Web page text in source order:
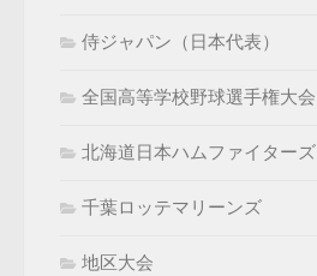
侍ジャパン（日本代表）
全国高等学校野球選手権大会
北海道日本ハムファイターズ
千葉ロッテマリーンズ
地区大会